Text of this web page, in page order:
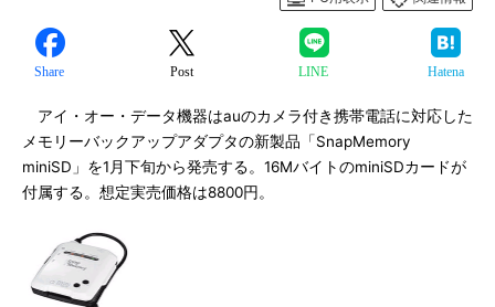
Share Post LINE Hatena
アイ・オー・データ機器はauのカメラ付き携帯電話に対応した
メモリーバックアップアダプタの新製品「SnapMemory
miniSD」を1月下旬から発売する。16MバイトのminiSDカードが
付属する。想定実売価格は8800円。